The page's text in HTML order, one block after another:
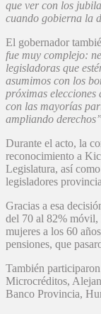
que ver con los
cuando gobierna la
El gobernador
fue muy complejo:
legisladoras que
asumimos con los
próximas elecciones
con las mayorías
ampliando derechos”
Durante el acto, la
reconocimiento a
Legislatura, así
legisladores
Gracias a esa
del 70 al 82% móvil,
mujeres a los 60
pensiones, que
También
Microcréditos,
Banco Provincia,